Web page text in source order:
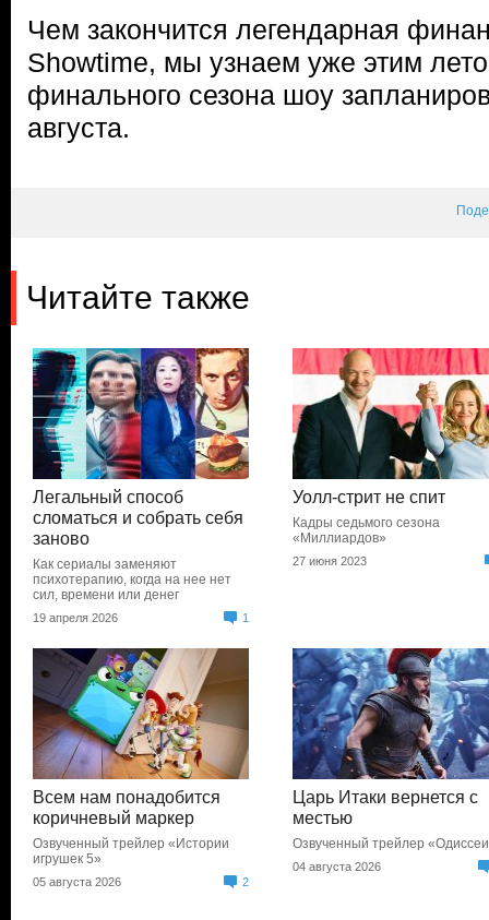
Чем закончится легендарная
Showtime, мы узнаем уже этим
финального сезона шоу
августа.
Читайте также
Легальный способ
сломаться и собрать себя
заново
Как сериалы заменяют
психотерапию, когда на нее нет
сил, времени или денег
19 апреля 2026 1
Уолл-стрит не спит
Кадры седьмого сезона
«Миллиардов»
27 июня 2023
Всем нам понадобится
коричневый маркер
Озвученный трейлер «Истории
игрушек 5»
05 августа 2026 2
Царь Итаки вернется с
местью
Озвученный трейлер
04 августа 2026